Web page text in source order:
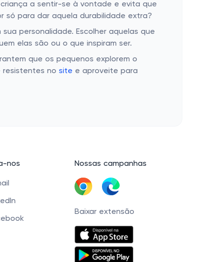
a sentir-se à vontade e evita que
só para dar aquela durabilidade extra?
personalidade. Escolher aquelas que
elas são ou o que inspiram ser.
que os pequenos explorem o
resistentes no site e aproveite para
nos Nossas campanhas
Baixar extensão